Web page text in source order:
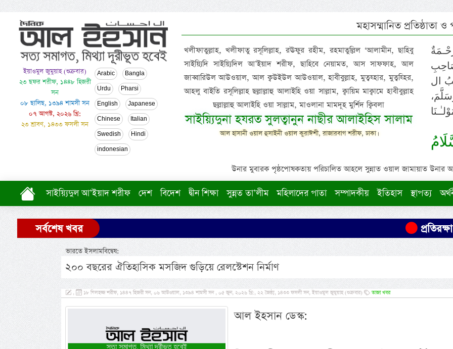
ইয়াওমুল জুমুয়াহ (শুক্রবার)
২৩ ছফর শরীফ, ১৪৪৮ হিজরী
সন
০৮ ছালিছ, ১৩৯৪ শামসী সন
০৭ আগস্ট, ২০২৬ খ্রি:
২৩ শ্রাবণ, ১৪৩৩ ফসলী সন
Arabic Bangla
Urdu Pharsi
English Japanese
Chinese Italian
Swedish Hindi
indonesian
মহাসম্মানিত প্রতিষ্ঠাতা
খলীফাতুল্লাহ, খলীফাতু রসূলিল্লাহ, রঊফুর রহীম, রহমাতুল্লিল ‘আলামীন, ছাহিবু
সাইয়্যিদি সাইয়্যিদিল আ’ইয়াদ শরীফ, ছাহিবে নেয়ামত, আস সাফফাহ, আল
জাব্বারিউল আউওয়াল, আল ক্বউইউল আউওয়াল, হাবীবুল্লাহ, মুত্বহ্হার, মুত্বহ্হির,
আহলু বাইতি রসূলিল্লাহ ছল্লাল্লাহু আলাইহি ওয়া সাল্লাম, ক্বায়িম মাক্বামে হাবীবুল্লাহ
ছল্লাল্লাহু আলাইহি ওয়া সাল্লাম, মাওলানা মামদূহ মুর্শিদ ক্বিবলা
সাইয়্যিদুনা হযরত সুলত্বানুন নাছীর আলাইহিস সালাম
আল হাসানী ওয়াল হুসাইনী ওয়াল কুরাঈশী, রাজারবাগ শরীফ, ঢাকা।
ال
উনার মুবারক পৃষ্ঠপোষকতায় পরিচালিত আহলে সুন্নাত ওয়াল জামায়াত উনার
সাইয়্যিদুল আ’ইয়াদ শরীফ দেশ বিদেশ দ্বীন শিক্ষা সুন্নত তা’লীম মহিলাদের পাতা সম্পাদকীয় ইতিহাস স্থাপত্য
সর্বশেষ খবর প্রতিরক্ষা
ভারতে ইসলামবিদ্বেষ:
২০০ বছরের ঐতিহাসিক মসজিদ গুড়িয়ে রেলস্টেশন নির্মাণ
, ১৮ যিলহজ্জ শরীফ, ১৪৪৭ হিজরী সন, ০৬ আউওয়াল, ১৩৯৪ শামসী সন , ০৫ জুন, ২০২৬ খ্রি:, ২২ জৈষ্ঠ্য, ১৪৩৩ ফসলী সন, ইয়াওমুল জুমুয়াহ (শুক্রবার) তাজা খবর
আল ইহসান ডেস্ক: